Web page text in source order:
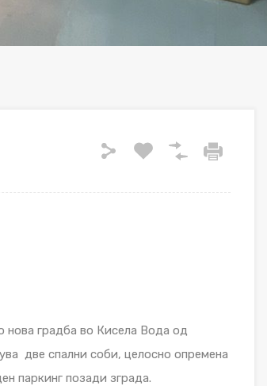
нова градба во Кисела Вода од
две спални соби, целосно опремена
паркинг позади зграда.